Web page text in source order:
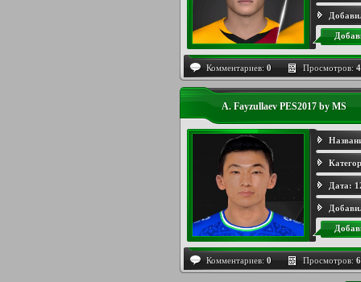
Комментариев: 0 Просмотров:
A. Fayzullaev PES2017 by MS
Дата:
Комментариев: 0 Просмотров: